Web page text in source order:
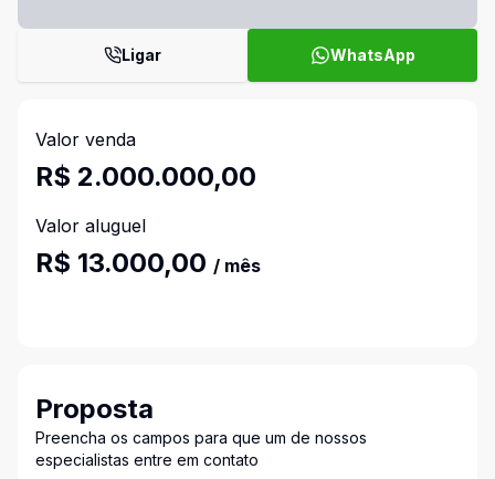
Ligar WhatsApp
Valor venda
R$ 2.000.000,00
Valor aluguel
R$ 13.000,00 / mês
Proposta
Preencha os campos para que um de nossos
especialistas entre em contato